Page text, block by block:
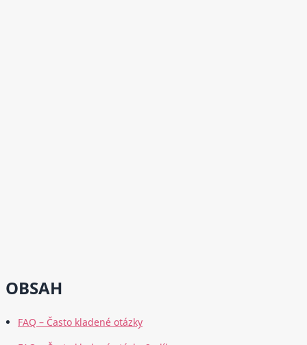
OBSAH
FAQ – Často kladené otázky